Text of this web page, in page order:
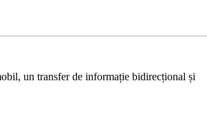
un transfer de informație bidirecțional și